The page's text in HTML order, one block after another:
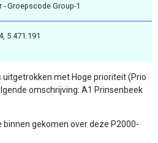
- Groepscode Group-1
5.471.191
uitgetrokken met Hoge prioriteit (Prio
omschrijving: A1 Prinsenbeek
gekomen over deze P2000-